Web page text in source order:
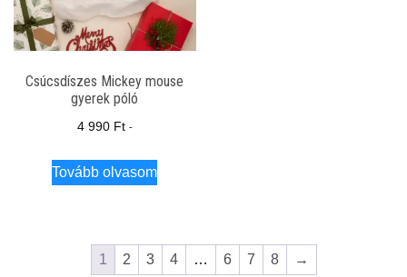
Csúcsdíszes Mickey mouse
gyerek póló
4 990 Ft -
Tovább olvasom
1 2 3 4 … 6 7 8 →